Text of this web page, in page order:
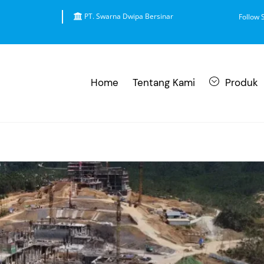
PT. Swarna Dwipa Bersinar Follow
Home Tentang Kami Produk